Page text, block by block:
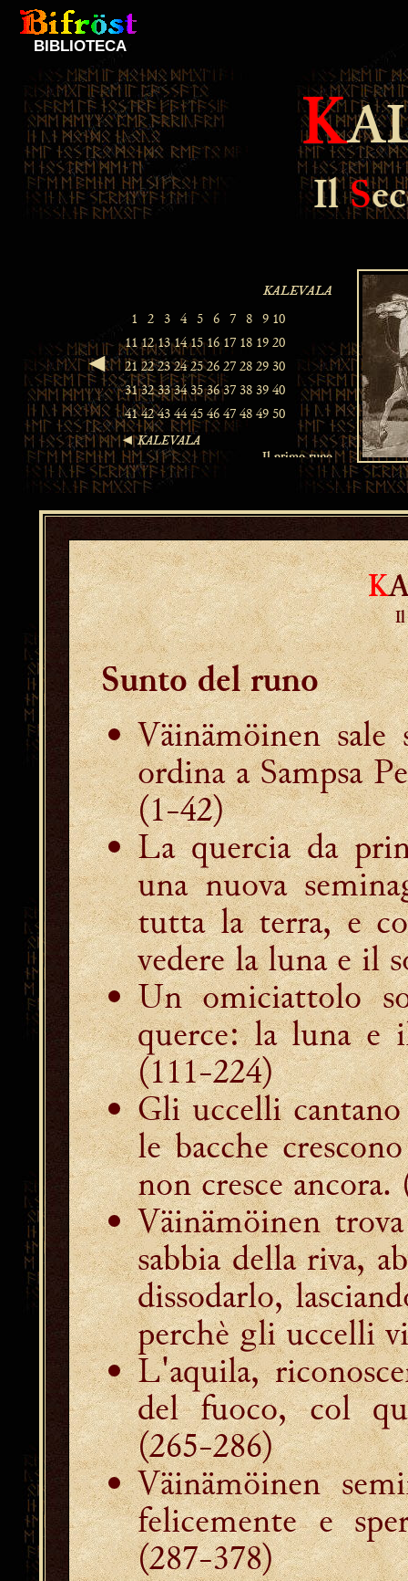
BIBLIOTECA
K
IlS
◄
K
Sunto del runo
Väinämöinen
ordina a Sampsa
(1-42)
La quercia da
una nuova
tutta la terra, e
vedere la luna e il
Un omiciattolo
querce: la luna e
(111-224)
Gli uccelli
le bacche
non cresce ancora.
Väinämöinen
sabbia della riva,
dissodarlo,
perchè gli uccelli
L'aquila,
del fuoco, col
(265-286)
Väinämöinen
felicemente e
(287-378)